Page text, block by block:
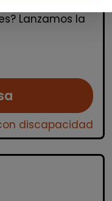
Lanzamos la
discapacidad